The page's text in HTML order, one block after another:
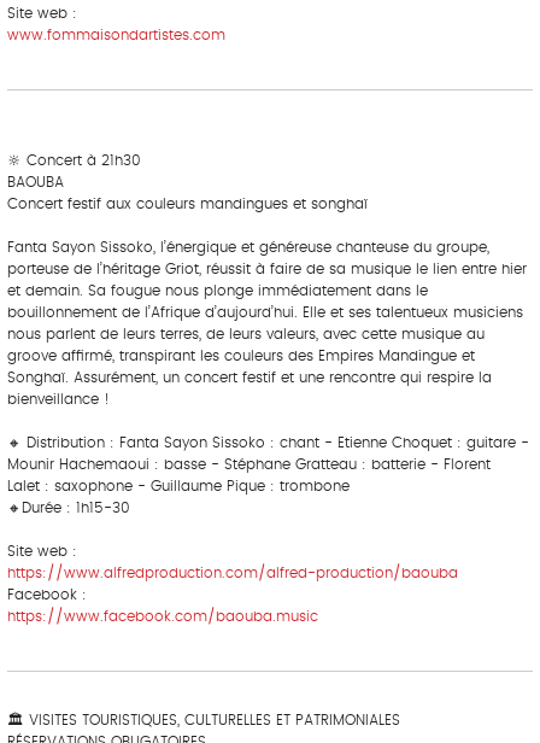
Site web :
www.fommaisondartistes.com
🔆 Concert à 21h30
BAOUBA
Concert festif aux couleurs mandingues et songhaï
Fanta Sayon Sissoko, l’énergique et généreuse chanteuse du groupe,
porteuse de l’héritage Griot, réussit à faire de sa musique le lien entre hier
et demain. Sa fougue nous plonge immédiatement dans le
bouillonnement de l’Afrique d’aujourd’hui. Elle et ses talentueux musiciens
nous parlent de leurs terres, de leurs valeurs, avec cette musique au
groove affirmé, transpirant les couleurs des Empires Mandingue et
Songhaï. Assurément, un concert festif et une rencontre qui respire la
bienveillance !
🔸 Distribution : Fanta Sayon Sissoko : chant - Etienne Choquet : guitare -
Mounir Hachemaoui : basse - Stéphane Gratteau : batterie - Florent
Lalet : saxophone - Guillaume Pique : trombone
🔸Durée : 1h15-30
Site web :
https://www.alfredproduction.com/alfred-production/baouba
Facebook :
https://www.facebook.com/baouba.music
🏛 VISITES TOURISTIQUES, CULTURELLES ET PATRIMONIALES